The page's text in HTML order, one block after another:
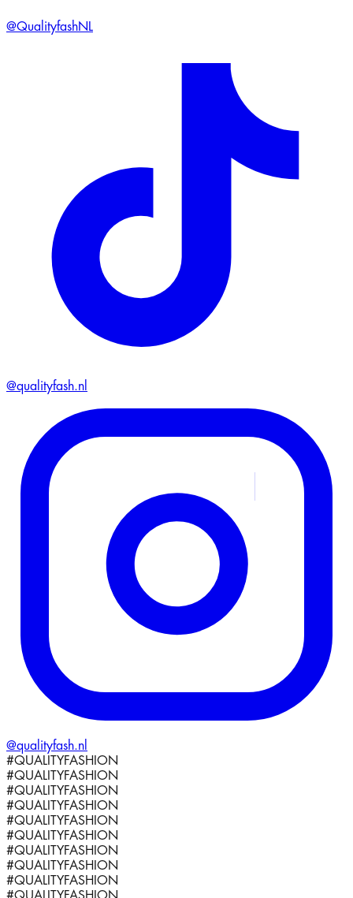
@QualityfashNL
@qualityfash.nl
@qualityfash.nl
#QUALITYFASHION
#QUALITYFASHION
#QUALITYFASHION
#QUALITYFASHION
#QUALITYFASHION
#QUALITYFASHION
#QUALITYFASHION
#QUALITYFASHION
#QUALITYFASHION
#QUALITYFASHION